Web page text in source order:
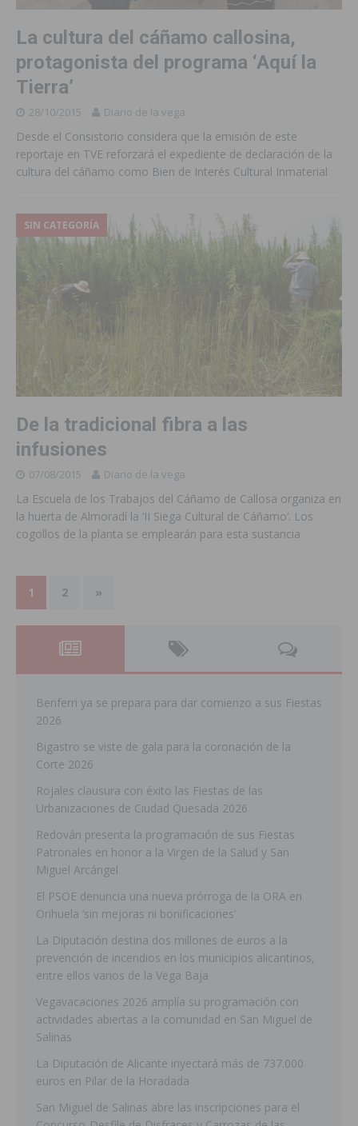
La cultura del cáñamo callosina,
protagonista del programa ‘Aquí la
Tierra’
28/10/2015 Diario de la vega
Desde el Consistorio considera que la emisión de este
reportaje en TVE reforzará el expediente de declaración de la
cultura del cáñamo como Bien de Interés Cultural Inmaterial
SIN CATEGORÍA
De la tradicional fibra a las
infusiones
07/08/2015 Diario de la vega
La Escuela de los Trabajos del Cáñamo de Callosa organiza en
la huerta de Almoradí la ‘II Siega Cultural de Cáñamo’. Los
cogollos de la planta se emplearán para esta sustancia
1 2 »
Benferri ya se prepara para dar comienzo a sus Fiestas
2026
Bigastro se viste de gala para la coronación de la
Corte 2026
Rojales clausura con éxito las Fiestas de las
Urbanizaciones de Ciudad Quesada 2026
Redován presenta la programación de sus Fiestas
Patronales en honor a la Virgen de la Salud y San
Miguel Arcángel
El PSOE denuncia una nueva prórroga de la ORA en
Orihuela ‘sin mejoras ni bonificaciones’
La Diputación destina dos millones de euros a la
prevención de incendios en los municipios alicantinos,
entre ellos varios de la Vega Baja
Vegavacaciones 2026 amplía su programación con
actividades abiertas a la comunidad en San Miguel de
Salinas
La Diputación de Alicante inyectará más de 737.000
euros en Pilar de la Horadada
San Miguel de Salinas abre las inscripciones para el